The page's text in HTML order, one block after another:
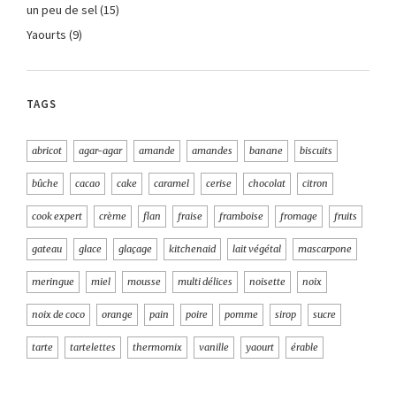
un peu de sel (15)
Yaourts (9)
TAGS
abricot agar-agar amande amandes banane biscuits
bûche cacao cake caramel cerise chocolat citron
cook expert crème flan fraise framboise fromage fruits
gateau glace glaçage kitchenaid lait végétal mascarpone
meringue miel mousse multi délices noisette noix
noix de coco orange pain poire pomme sirop sucre
tarte tartelettes thermomix vanille yaourt érable